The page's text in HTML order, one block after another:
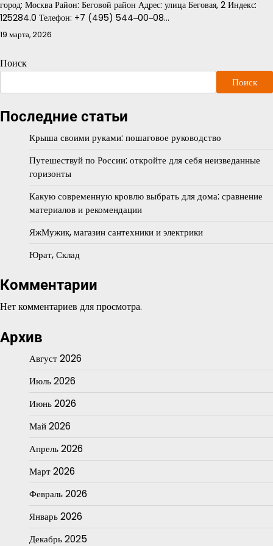
город: Москва Район: Беговой район Адрес: улица Беговая, 2 Индекс:
125284.0 Телефон: +7 (495) 544‒00‒08…
19 марта, 2026
Поиск
Поиск
Последние статьи
Крыша своими руками: пошаговое руководство
Путешествуй по России: откройте для себя неизведанные
горизонты
Какую современную кровлю выбрать для дома: сравнение
материалов и рекомендации
ЯжМужик, магазин сантехники и электрики
Юрат, Склад
Комментарии
Нет комментариев для просмотра.
Архив
Август 2026
Июль 2026
Июнь 2026
Май 2026
Апрель 2026
Март 2026
Февраль 2026
Январь 2026
Декабрь 2025